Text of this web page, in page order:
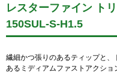
レスターファイン ト
150SUL-S-H1.5
繊細かつ張りのあるティップと
あるミディアムファストアクショ